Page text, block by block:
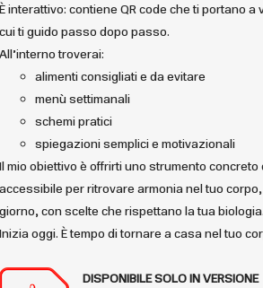
È interattivo: contiene QR code che ti portano a
cui ti guido passo dopo passo.
All’interno troverai:
alimenti consigliati e da evitare
menù settimanali
schemi pratici
spiegazioni semplici e motivazionali
Il mio obiettivo è offrirti uno strumento concreto
accessibile per ritrovare armonia nel tuo
giorno, con scelte che rispettano la tua biologia.
Inizia oggi. È tempo di tornare a casa nel tuo
DISPONIBILESOLO IN VERSIONE